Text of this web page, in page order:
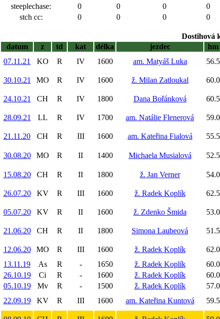
steeplechase:
0 0 0
0
stch cc:
0 0 0 0
Dostihová
datum
z td kat délka jezdec
hm
07.11.21
KO R IV 1600 am. Matyáš Luka 56.5
30.10.21 MO R IV 1600 ž. Milan Zatloukal 60.0
24.10.21 CH R IV 1800 Dana Bořánková 60.5
28.09.21 LL R IV 1700 am. Natálie Flenerová 59.0
21.11.20 CH R III 1600 am. Kateřina Fialová 55.5
30.08.20 MO R II 1400 Michaela Musialová 52.5
15.08.20 CH R II 1800 ž. Jan Verner 54.0
26.07.20 KV R III 1600 ž. Radek Koplík 62.5
05.07.20 KV R II 1600 ž. Zdenko Šmida 53.0
21.06.20 CH R II 1800 Simona Laubeová 51.5
12.06.20 MO R III 1600 ž. Radek Koplík
62.0
13.11.19
As R - 1650 ž. Radek Koplík
60.0
26.10.19
Ci R - 1600 ž. Radek Koplík
60.0
05.10.19
Mv R - 1500 ž. Radek Koplík
57.0
22.09.19
KV R III 1600 am. Kateřina Kuntová 59.5